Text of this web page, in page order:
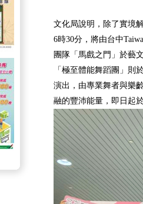
文化局說明，除了實境
6時30分，將由台中
團隊「馬戲之門」於藝
「極至體能舞蹈團」則
演出，由專業舞者與樂
融的豐沛能量，即日起